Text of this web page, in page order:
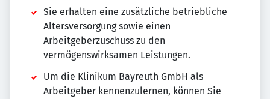
Sie erhalten eine zusätzliche betriebliche
Altersversorgung sowie einen
Arbeitgeberzuschuss zu den
vermögenswirksamen Leistungen.
Um die Klinikum Bayreuth GmbH als
Arbeitgeber kennenzulernen, können Sie